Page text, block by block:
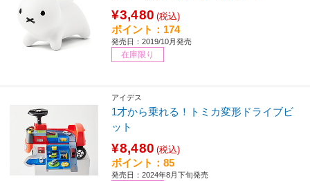
¥3,480 (税込)
ポイント：174
発売日：2019/10月発売
在庫限り
アイデス
1才から乗れる！トミカ変形ドライブビ
ット
¥8,480 (税込)
ポイント：85
発売日：2024年8月下旬発売